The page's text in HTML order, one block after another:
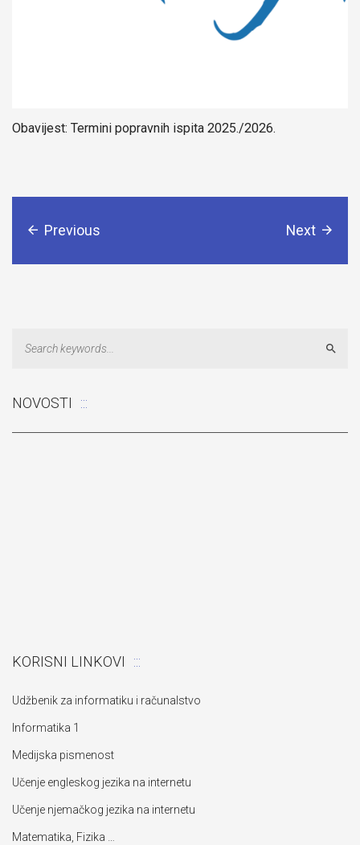
Obavijest: Termini popravnih ispita 2025./2026.
Previous Next
NOVOSTI
KORISNI LINKOVI
Udžbenik za informatiku i računalstvo
Informatika 1
Medijska pismenost
Učenje engleskog jezika na internetu
Učenje njemačkog jezika na internetu
Matematika, Fizika …